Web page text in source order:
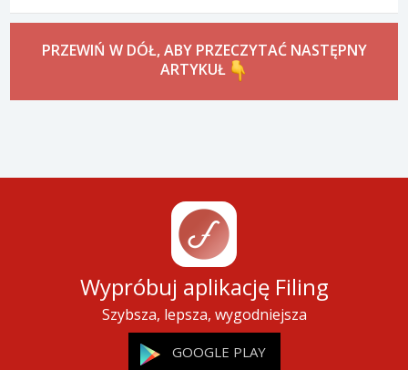
PRZEWIŃ W DÓŁ, ABY PRZECZYTAĆ NASTĘPNY
ARTYKUŁ
Wypróbuj aplikację Filing
Szybsza, lepsza, wygodniejsza
GOOGLE PLAY